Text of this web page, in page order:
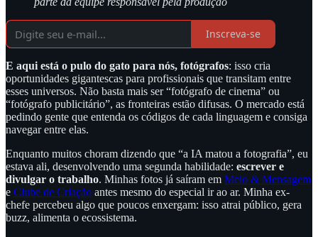
Inscreva-se
E aqui está o pulo do gato para nós, fotógrafos: isso cria
oportunidades gigantescas para profissionais que transitam entre
esses universos. Não basta mais ser “fotógrafo de cinema” ou
“fotógrafo publicitário”, as fronteiras estão difusas. O mercado está
pedindo gente que entenda os códigos de cada linguagem e consiga
navegar entre elas.
Enquanto muitos choram dizendo que “a IA matou a fotografia”, eu
estava ali, desenvolvendo uma segunda habilidade: escrever e
divulgar o trabalho. Minhas fotos já saíram em Meio & Mensagem
e Clube de Criação antes mesmo do especial ir ao ar. Minha ex-
chefe percebeu algo que poucos enxergam: isso atrai público, gera
buzz, alimenta o ecossistema.